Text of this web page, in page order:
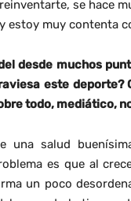
se hace
estoy muy contenta
desde muchos
este
todo, mediático,
una salud
es que al
un poco